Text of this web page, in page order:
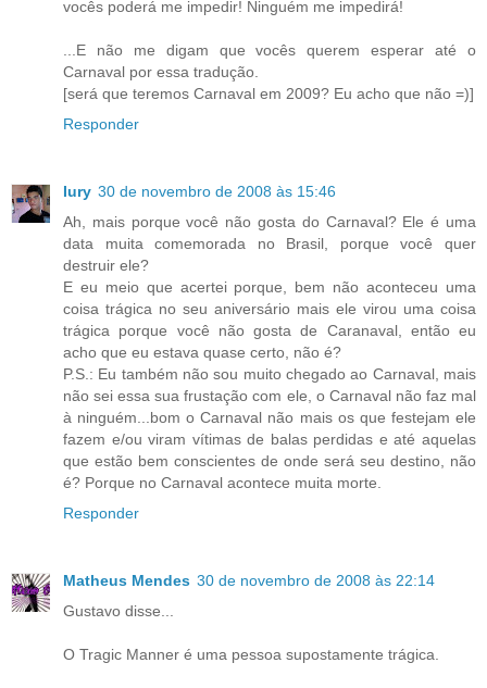
vocês poderá me impedir! Ninguém me impedirá!
...E não me digam que vocês querem esperar até o
Carnaval por essa tradução.
[será que teremos Carnaval em 2009? Eu acho que não =)]
Responder
Iury 30 de novembro de 2008 às 15:46
Ah, mais porque você não gosta do Carnaval? Ele é uma
data muita comemorada no Brasil, porque você quer
destruir ele?
E eu meio que acertei porque, bem não aconteceu uma
coisa trágica no seu aniversário mais ele virou uma coisa
trágica porque você não gosta de Caranaval, então eu
acho que eu estava quase certo, não é?
P.S.: Eu também não sou muito chegado ao Carnaval, mais
não sei essa sua frustação com ele, o Carnaval não faz mal
à ninguém...bom o Carnaval não mais os que festejam ele
fazem e/ou viram vítimas de balas perdidas e até aquelas
que estão bem conscientes de onde será seu destino, não
é? Porque no Carnaval acontece muita morte.
Responder
Matheus Mendes 30 de novembro de 2008 às 22:14
Gustavo disse...
O Tragic Manner é uma pessoa supostamente trágica.